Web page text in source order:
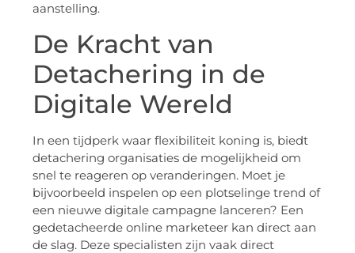
aanstelling.
De Kracht van
Detachering in de
Digitale Wereld
In een tijdperk waar flexibiliteit koning is, biedt
detachering organisaties de mogelijkheid om
snel te reageren op veranderingen. Moet je
bijvoorbeeld inspelen op een plotselinge trend of
een nieuwe digitale campagne lanceren? Een
gedetacheerde online marketeer kan direct aan
de slag. Deze specialisten zijn vaak direct